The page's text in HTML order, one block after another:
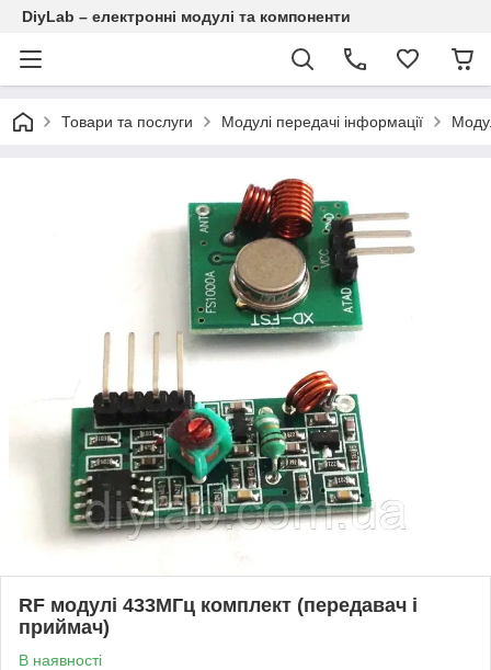
DiyLab – електронні модулі та компоненти
Товари та послуги Модулі передачі інформації
RF модулі 433МГц комплект (передавач і
приймач)
В наявності